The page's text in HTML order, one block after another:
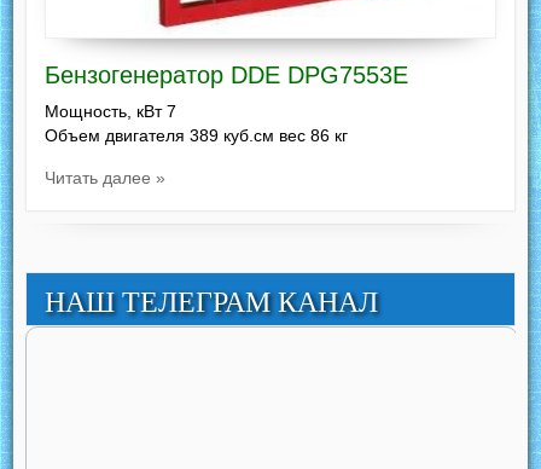
Бензогенератор DDE DPG7553E
Мощность, кВт 7
Объем двигателя 389 куб.см вес 86 кг
Читать далее »
НАШ ТЕЛЕГРАМ КАНАЛ